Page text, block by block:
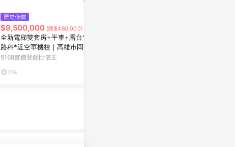
歷史低價
$9,500,000 (降$480,000)
全新電梯雙套房+平車+露台*近
路科*近空軍機校｜高雄市岡山區
協和街
5168實價登錄比價王
0%